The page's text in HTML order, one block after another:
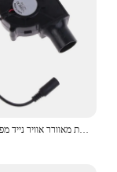
7530 מריחה מתכת מאוורר אוויר נייד מפוח 2500r צנטריפוגלי אוויר קריר מאוורר bbq סרט חם